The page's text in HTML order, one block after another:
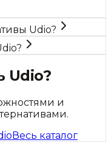
Udio?
Udio?
и
Весь каталог